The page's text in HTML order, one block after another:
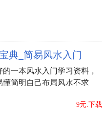
可以把工作中经营的
们在感情方面却不太
强大和的关键，让女
且这种脸相的女士弄
本身死脑筋，这对于
，因为谁也不肯找1个
。
典_简易风水入门
的一本风水入门学习资料，
懂简明自己布局风水不求
9元.下载